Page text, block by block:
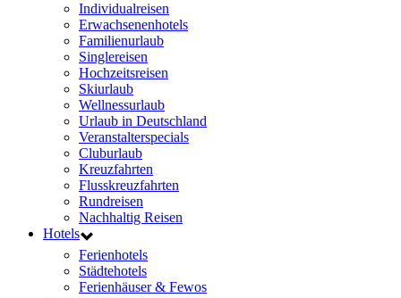
Individualreisen
Erwachsenenhotels
Familienurlaub
Singlereisen
Hochzeitsreisen
Skiurlaub
Wellnessurlaub
Urlaub in Deutschland
Veranstalterspecials
Cluburlaub
Kreuzfahrten
Flusskreuzfahrten
Rundreisen
Nachhaltig Reisen
Hotels
Ferienhotels
Städtehotels
Ferienhäuser & Fewos